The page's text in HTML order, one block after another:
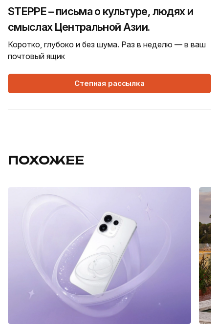
STEPPE – письма о культуре, людях и
смыслах Центральной Азии.
Коротко, глубоко и без шума. Раз в неделю — в ваш
почтовый ящик
Степная рассылка
ПОХОЖЕЕ